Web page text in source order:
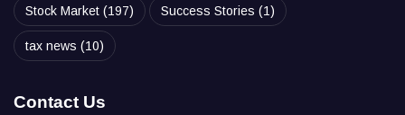
Stock Market (197) Success Stories (1)
tax news (10)
Contact Us